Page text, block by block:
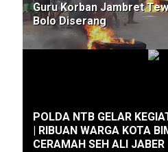
Guru Korban Jambret
Bolo Diserang
POLDA NTB GELAR
| RIBUAN WARGA KOTA
CERAMAH SEH ALI JABER